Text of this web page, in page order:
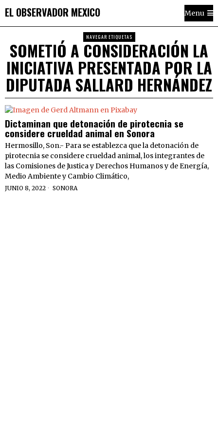
EL OBSERVADOR MEXICO Menu
NAVEGAR ETIQUETAS
SOMETIÓ A CONSIDERACIÓN LA
INICIATIVA PRESENTADA POR LA
DIPUTADA SALLARD HERNÁNDEZ
Dictaminan que detonación de pirotecnia se
considere crueldad animal en Sonora
Hermosillo, Son.- Para se establezca que la detonación de
pirotecnia se considere crueldad animal, los integrantes de
las Comisiones de Justica y Derechos Humanos y de Energía,
Medio Ambiente y Cambio Climático,
JUNIO 8, 2022 SONORA